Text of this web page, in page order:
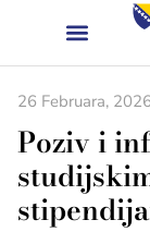
26 Februara, 2026
Poziv i